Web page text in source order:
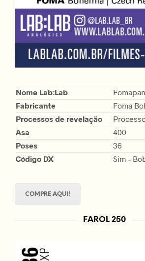
Nome Lab:Lab
Fabricante
Foma
Processos de revelação
Asa
400
Poses
36
Código DX
Sim –
COMPRE AQUI!
FAROL 250